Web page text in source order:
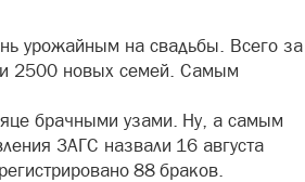
урожайным на свадьбы. Всего за
2500 новых семей. Самым
брачными узами. Ну, а самым
ЗАГС назвали 16 августа
88 браков.